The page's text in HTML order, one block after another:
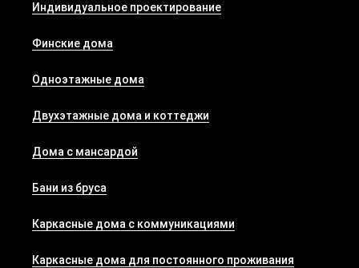
Индивидуальное проектирование
Финские дома
Одноэтажные дома
Двухэтажные дома и коттеджи
Дома с мансардой
Бани из бруса
Каркасные дома с коммуникациями
Каркасные дома для постоянного проживания